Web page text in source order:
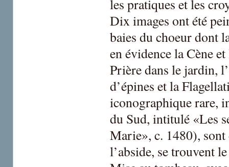
les pratiques et les
Dix images ont été
baies du choeur dont
en évidence la Cène
Prière dans le jardin,
d’épines et la
iconographique rare,
du Sud, intitulé «Les
Marie», c. 1480), sont
l’abside, se trouvent